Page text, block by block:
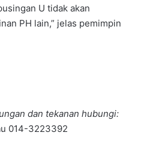
U tidak akan
PH lain,” jelas pemimpin
dan tekanan hubungi:
014-3223392